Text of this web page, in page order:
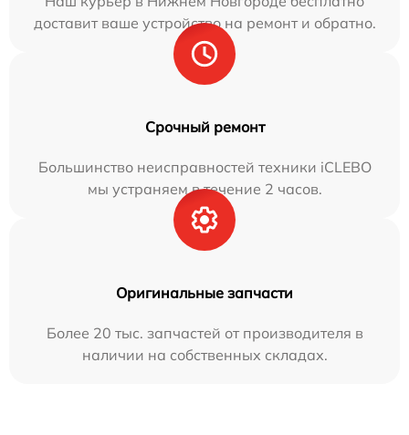
доставит ваше устройство на ремонт и обратно.
Срочный ремонт
Большинство неисправностей техники iCLEBO
мы устраняем в течение 2 часов.
Оригинальные запчасти
Более 20 тыс. запчастей от производителя в
наличии на собственных складах.